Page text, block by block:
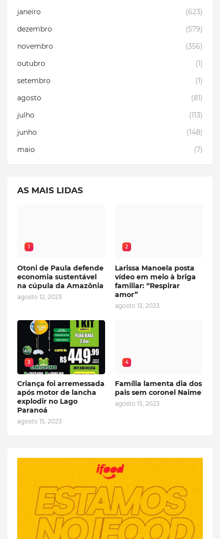
janeiro
(623)
dezembro
(579)
novembro
(356)
outubro
(1)
setembro
(1)
agosto
(81)
julho
(113)
junho
(148)
maio
(7)
AS MAIS LIDAS
1
Otoni de Paula defende
economia sustentável
na cúpula da Amazônia
agosto 12, 2023
2
Larissa Manoela posta
vídeo em meio à briga
familiar: “Respirar
amor”
agosto 13, 2023
3
Criança foi arremessada
após motor de lancha
explodir no Lago
Paranoá
agosto 15, 2023
4
Família lamenta dia dos
pais sem coronel Naime
agosto 13, 2023